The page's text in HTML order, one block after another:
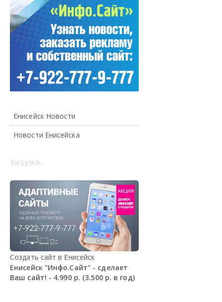
Енисейск Новости
Новости Енисейска
Загрузка...
Создать сайт в Енисейск
Енисейск "Инфо.Сайт" - сделает
Ваш сайт! - 4.990 р. (3.500 р. в год)